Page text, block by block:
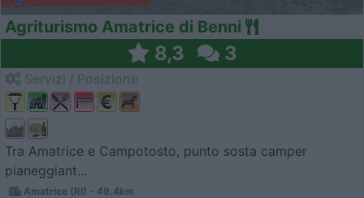
Agriturismo Amatrice di Benni
8,3 3
Tra Amatrice e Campotosto, punto sosta camper
pianeggiant...
Amatrice (RI) - 49.4km